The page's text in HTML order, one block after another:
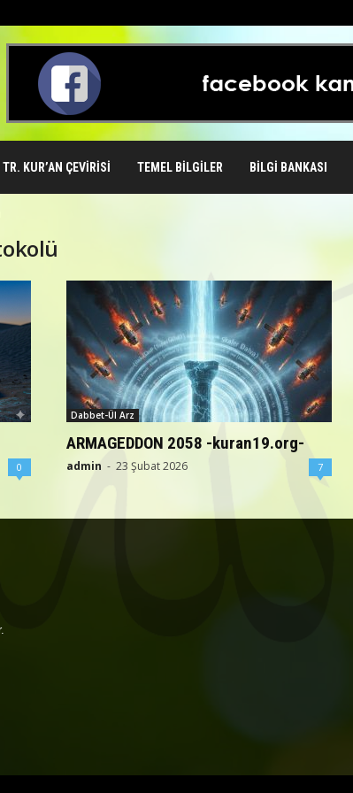
KUR’AN ÇEVIRISI TEMEL BILGILER BILGI BANKASI
0
Dabbet-Ül Arz
ARMAGEDDON 2058 -kuran19.org-
admin - 23 Şubat 2026 7